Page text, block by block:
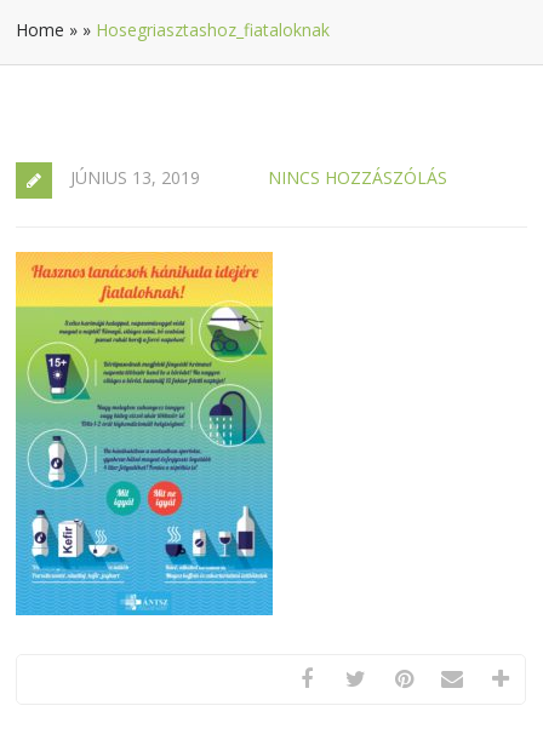
Home » » Hosegriasztashoz_fiataloknak
JÚNIUS 13, 2019 NINCS HOZZÁSZÓLÁS